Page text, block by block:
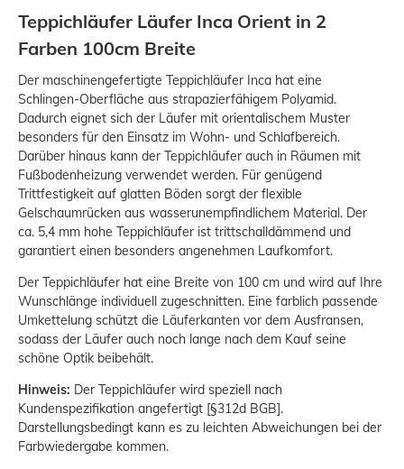
Teppichläufer Läufer Inca Orient in 2
Farben 100cm Breite
Der maschinengefertigte Teppichläufer Inca hat eine
Schlingen-Oberfläche aus strapazierfähigem Polyamid.
Dadurch eignet sich der Läufer mit orientalischem Muster
besonders für den Einsatz im Wohn- und Schlafbereich.
Darüber hinaus kann der Teppichläufer auch in Räumen mit
Fußbodenheizung verwendet werden. Für genügend
Trittfestigkeit auf glatten Böden sorgt der flexible
Gelschaumrücken aus wasserunempfindlichem Material. Der
ca. 5,4 mm hohe Teppichläufer ist trittschalldämmend und
garantiert einen besonders angenehmen Laufkomfort.
Der Teppichläufer hat eine Breite von 100 cm und wird auf Ihre
Wunschlänge individuell zugeschnitten. Eine farblich passende
Umkettelung schützt die Läuferkanten vor dem Ausfransen,
sodass der Läufer auch noch lange nach dem Kauf seine
schöne Optik beibehält.
Hinweis: Der Teppichläufer wird speziell nach
Kundenspezifikation angefertigt [§312d BGB].
Darstellungsbedingt kann es zu leichten Abweichungen bei der
Farbwiedergabe kommen.